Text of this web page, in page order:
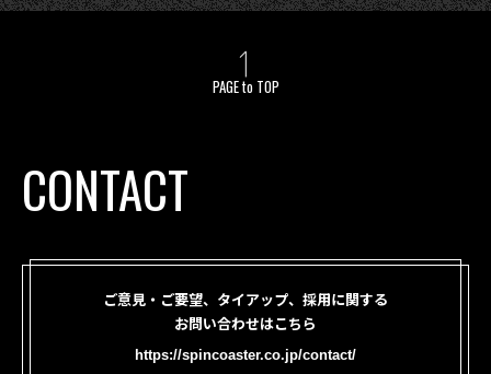
PAGE to TOP
CONTACT
ご意見・ご要望、タイアップ、採用に関する
お問い合わせはこちら
https://spincoaster.co.jp/contact/